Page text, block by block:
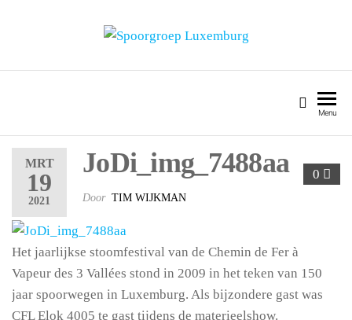
Menu
MRT
19
2021
0
JoDi_img_7488aa
Door TIM WIJKMAN
Het jaarlijkse stoomfestival van de Chemin de Fer à
Vapeur des 3 Vallées stond in 2009 in het teken van 150
jaar spoorwegen in Luxemburg. Als bijzondere gast was
CFL Elok 4005 te gast tijdens de materieelshow.